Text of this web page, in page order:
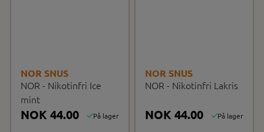
NOR SNUS
NOR - Nikotinfri Ice
mint
NOK 44.00 På lager
NOR SNUS
NOR - Nikotinfri Lakris
NOK 44.00 På lager